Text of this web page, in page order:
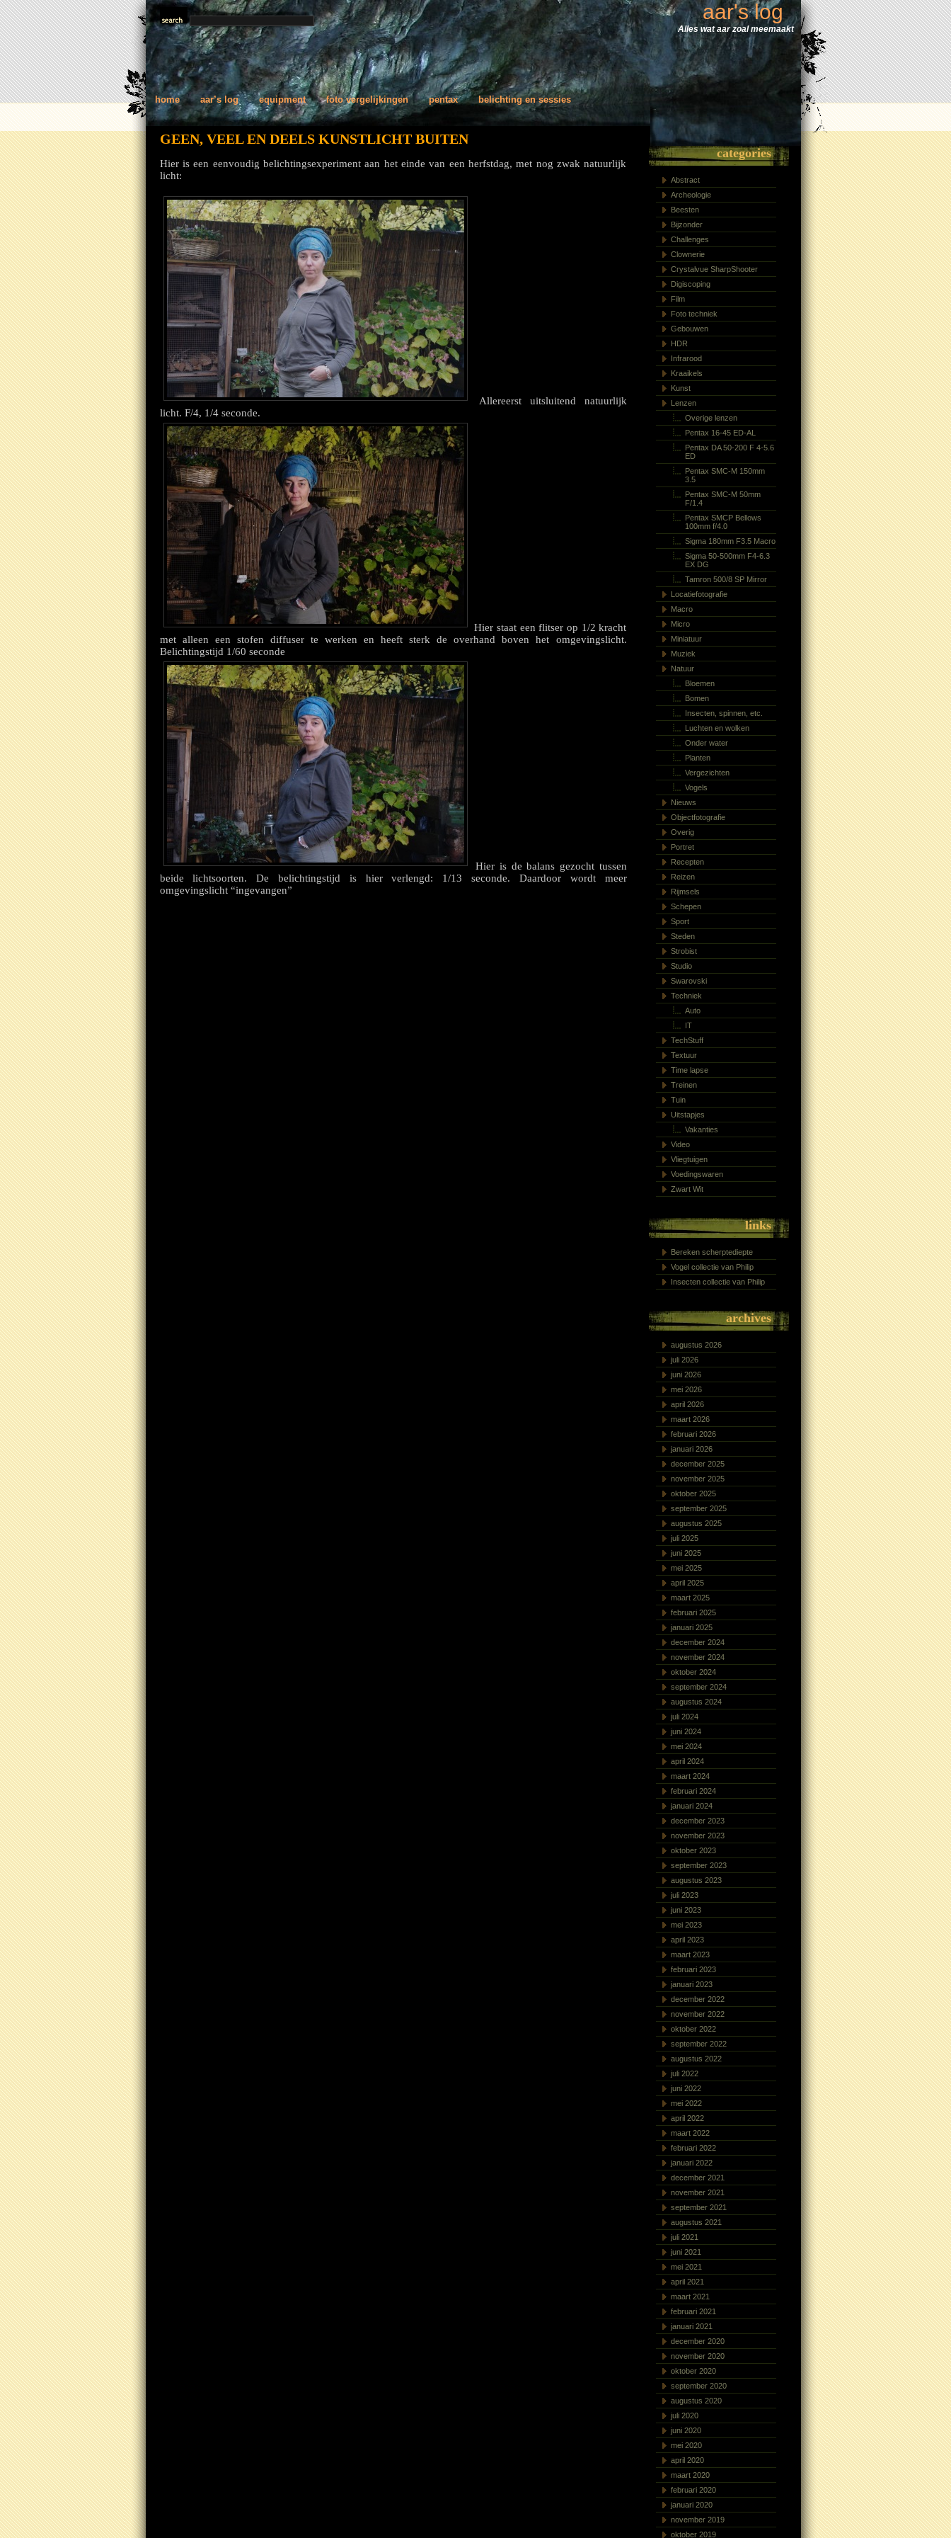
aar's log
Alles wat aar zoal meemaakt
home aar’s log equipment foto vergelijkingen pentax belichting en sessies
GEEN, VEEL EN DEELS KUNSTLICHT BUITEN
Hier is een eenvoudig belichtingsexperiment aan het einde van een herfstdag, met nog zwak natuurlijk
licht:
Allereerst uitsluitend natuurlijk
licht. F/4, 1/4 seconde.
Hier staat een flitser op 1/2 kracht
met alleen een stofen diffuser te werken en heeft sterk de overhand boven het omgevingslicht.
Belichtingstijd 1/60 seconde
Hier is de balans gezocht tussen
beide lichtsoorten. De belichtingstijd is hier verlengd: 1/13 seconde. Daardoor wordt meer
omgevingslicht “ingevangen”
categories
Abstract
Archeologie
Beesten
Bijzonder
Challenges
Clownerie
Crystalvue SharpShooter
Digiscoping
Film
Foto techniek
Gebouwen
HDR
Infrarood
Kraaikels
Kunst
Lenzen
Overige lenzen
Pentax 16-45 ED-AL
Pentax DA 50-200 F 4-5.6
ED
Pentax SMC-M 150mm
3.5
Pentax SMC-M 50mm
F/1.4
Pentax SMCP Bellows
100mm f/4.0
Sigma 180mm F3.5 Macro
Sigma 50-500mm F4-6.3
EX DG
Tamron 500/8 SP Mirror
Locatiefotografie
Macro
Micro
Miniatuur
Muziek
Natuur
Bloemen
Bomen
Insecten, spinnen, etc.
Luchten en wolken
Onder water
Planten
Vergezichten
Vogels
Nieuws
Objectfotografie
Overig
Portret
Recepten
Reizen
Rijmsels
Schepen
Sport
Steden
Strobist
Studio
Swarovski
Techniek
Auto
IT
TechStuff
Textuur
Time lapse
Treinen
Tuin
Uitstapjes
Vakanties
Video
Vliegtuigen
Voedingswaren
Zwart Wit
links
Bereken scherptediepte
Vogel collectie van Philip
Insecten collectie van Philip
archives
augustus 2026
juli 2026
juni 2026
mei 2026
april 2026
maart 2026
februari 2026
januari 2026
december 2025
november 2025
oktober 2025
september 2025
augustus 2025
juli 2025
juni 2025
mei 2025
april 2025
maart 2025
februari 2025
januari 2025
december 2024
november 2024
oktober 2024
september 2024
augustus 2024
juli 2024
juni 2024
mei 2024
april 2024
maart 2024
februari 2024
januari 2024
december 2023
november 2023
oktober 2023
september 2023
augustus 2023
juli 2023
juni 2023
mei 2023
april 2023
maart 2023
februari 2023
januari 2023
december 2022
november 2022
oktober 2022
september 2022
augustus 2022
juli 2022
juni 2022
mei 2022
april 2022
maart 2022
februari 2022
januari 2022
december 2021
november 2021
september 2021
augustus 2021
juli 2021
juni 2021
mei 2021
april 2021
maart 2021
februari 2021
januari 2021
december 2020
november 2020
oktober 2020
september 2020
augustus 2020
juli 2020
juni 2020
mei 2020
april 2020
maart 2020
februari 2020
januari 2020
november 2019
oktober 2019